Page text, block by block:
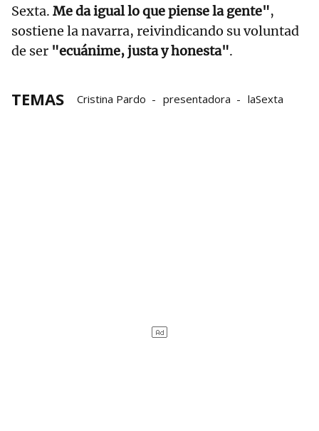
Sexta. Me da igual lo que piense la gente",
sostiene la navarra, reivindicando su voluntad
de ser "ecuánime, justa y honesta".
TEMAS Cristina Pardo presentadora laSexta